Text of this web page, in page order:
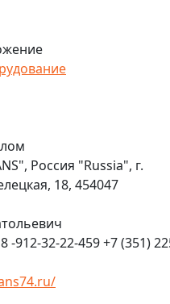
Россия "Russia", г.
18, 454047
8 -912-32-22-459 +7 (351)